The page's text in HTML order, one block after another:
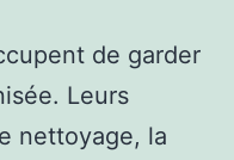
de garder
Leurs
nettoyage, la